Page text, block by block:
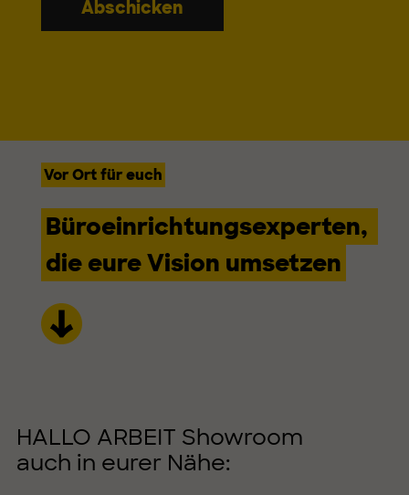
Abschicken
Vor Ort für euch
Büroeinrichtungsexperten,
die eure Vision umsetzen
HALLO ARBEIT Showroom
auch in eurer Nähe: